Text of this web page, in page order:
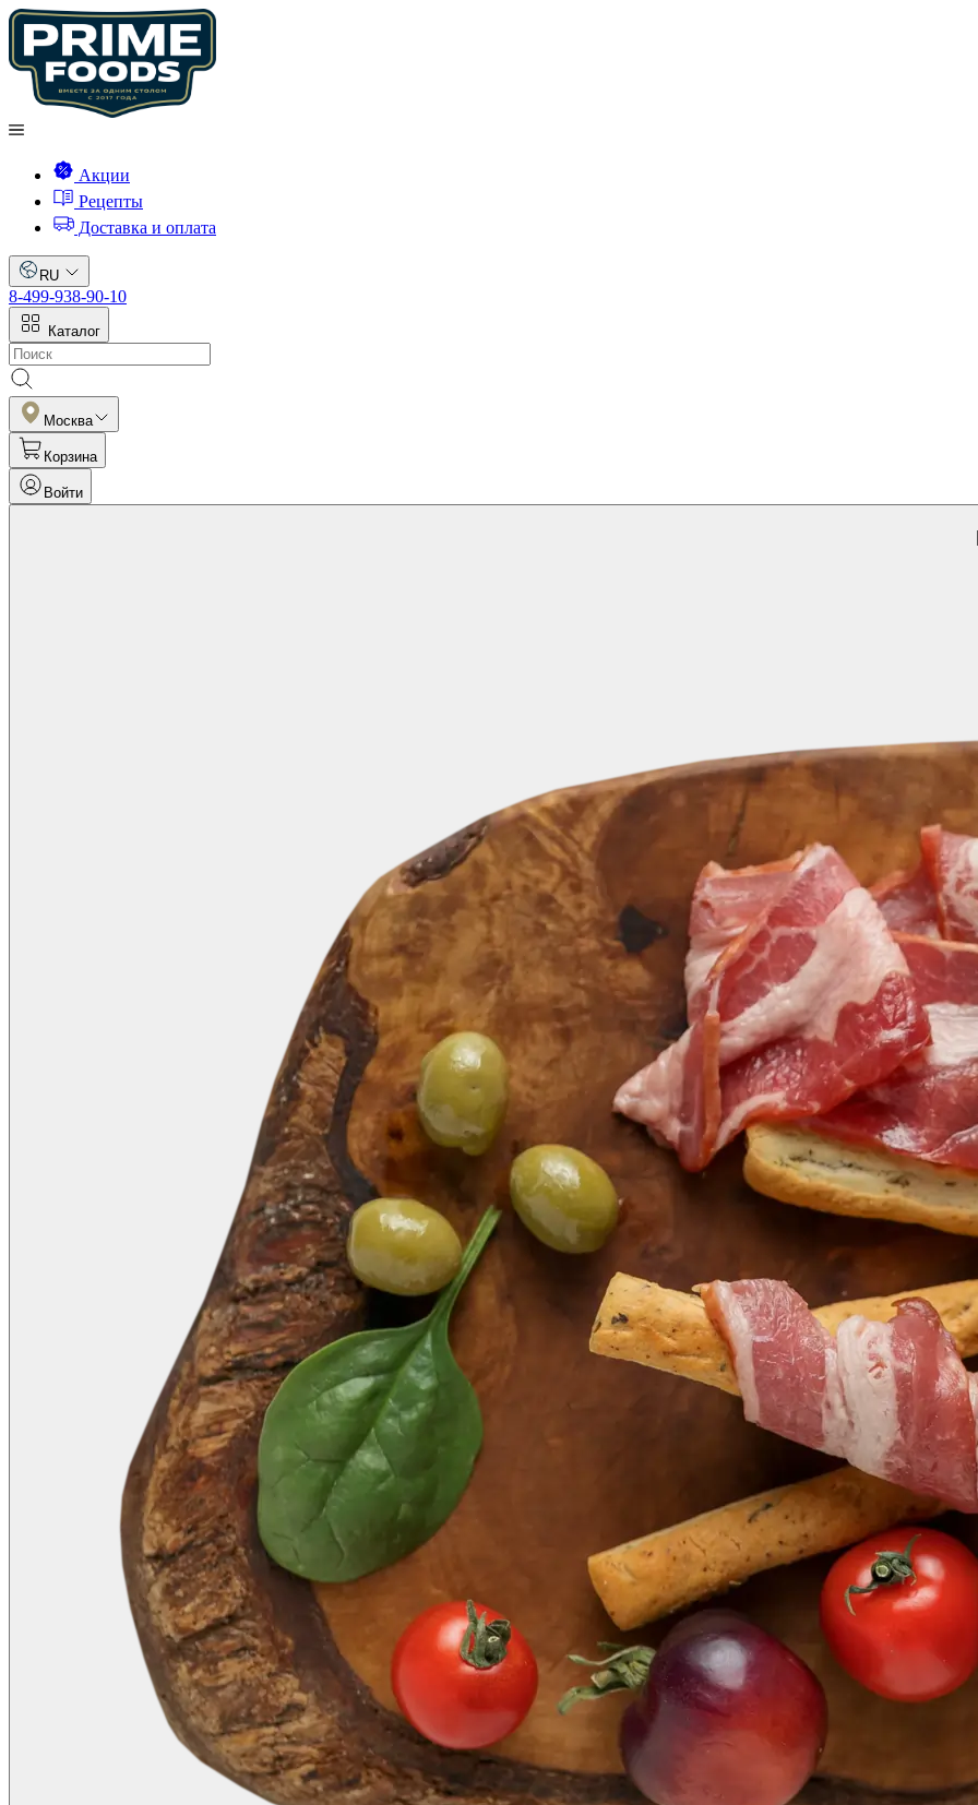
Акции
Рецепты
Доставка и оплата
RU
8-499-938-90-10
Каталог
Москва
Корзина
Войти